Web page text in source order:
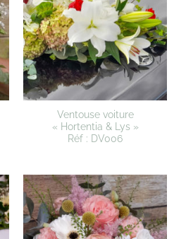
Ventouse voiture
« Hortentia & Lys »
Réf : DV006